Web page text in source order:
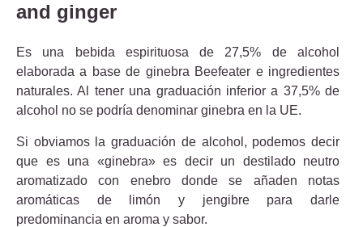
and ginger
Es una bebida espirituosa de 27,5% de alcohol
elaborada a base de ginebra Beefeater e ingredientes
naturales. Al tener una graduación inferior a 37,5% de
alcohol no se podría denominar ginebra en la UE.
Si obviamos la graduación de alcohol, podemos decir
que es una «ginebra» es decir un destilado neutro
aromatizado con enebro donde se añaden notas
aromáticas de limón y jengibre para darle
predominancia en aroma y sabor.